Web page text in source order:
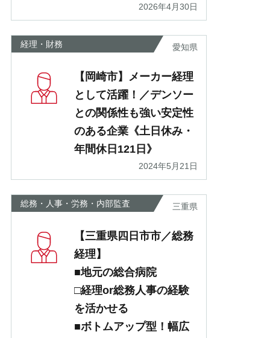
2026年4月30日
経理・財務 愛知県
【岡崎市】メーカー経理
として活躍！／デンソー
との関係性も強い安定性
のある企業《土日休み・
年間休日121日》
2024年5月21日
総務・人事・労務・内部監査 三重県
【三重県四日市市／総務
経理】
■地元の総合病院
□経理or総務人事の経験
を活かせる
■ボトムアップ型！幅広